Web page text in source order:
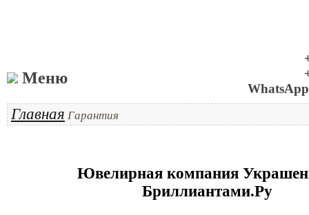
Меню
Главная Гарантия
Ювелирная компания
Бриллиантами.Ру